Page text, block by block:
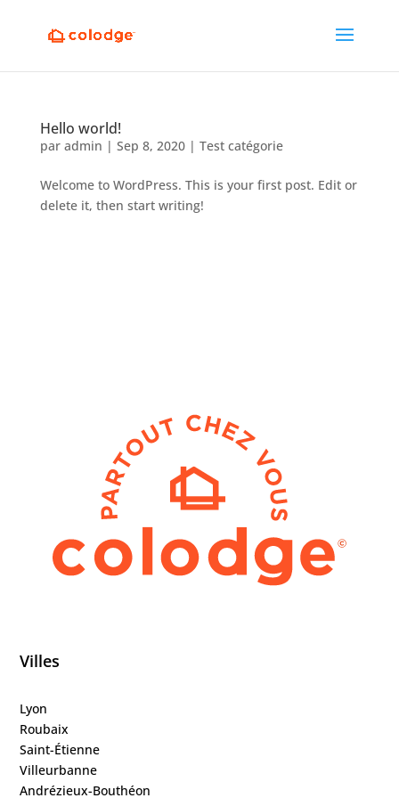
Hello world!
par admin | Sep 8, 2020| Test catégorie
Welcome to WordPress. This is your first post. Edit or
delete it, then start writing!
Villes
Lyon
Roubaix
Saint-Étienne
Villeurbanne
Andrézieux-Bouthéon